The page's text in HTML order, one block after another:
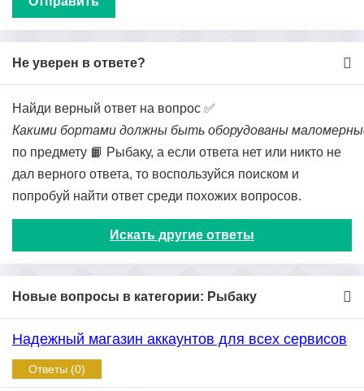
Не уверен в ответе?
Найди верный ответ на вопрос ✅
Какими бортами должны быть оборудованы
по предмету 📙 Рыбаку, а если ответа нет или никто не
дал верного ответа, то воспользуйся поиском и
попробуй найти ответ среди похожих вопросов.
Искать другие ответы
Новые вопросы в категории: Рыбаку
Надежный магазин аккаунтов для всех сервисов
Ответы (0)